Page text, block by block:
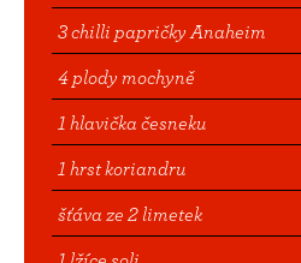
3 chilli papričky Anaheim
4 plody mochyně
1 hlavička česneku
1 hrst koriandru
šťáva ze 2 limetek